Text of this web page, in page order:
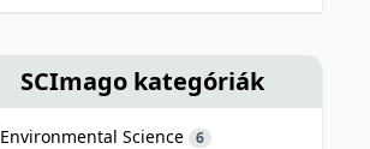
SCImago kategóriák
Environmental Science 6